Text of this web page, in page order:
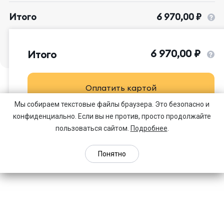
Итого 6 970,00 ₽
Итого 6 970,00 ₽
Оформить счёт
Оплатить картой
Мы собираем текстовые файлы браузера. Это безопасно и
конфиденциально. Если вы не против, просто продолжайте
пользоваться сайтом. Подробнее
Понятно
Политика
конфиденциальности
‎8 800 333 88 78
© 2018-2026 ООО «Академия
iSpring».
Все права защищены.